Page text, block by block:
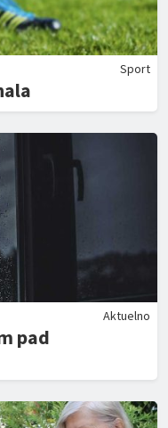
Sport
Aktuelno
pad